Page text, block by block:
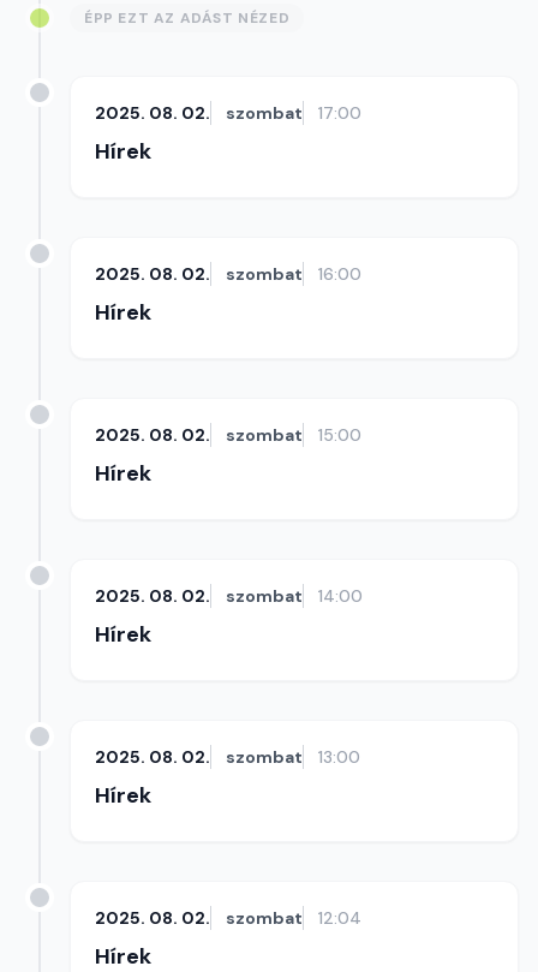
ÉPP EZT AZ ADÁST NÉZED
2025. 08. 02. szombat 17:00
Hírek
2025. 08. 02. szombat 16:00
Hírek
2025. 08. 02. szombat 15:00
Hírek
2025. 08. 02. szombat 14:00
Hírek
2025. 08. 02. szombat 13:00
Hírek
2025. 08. 02. szombat 12:04
Hírek